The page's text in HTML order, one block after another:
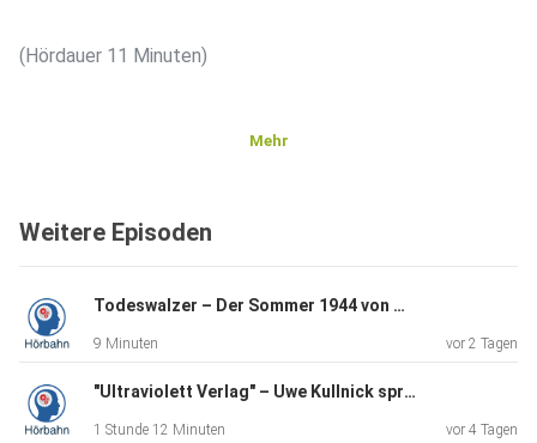
(Hördauer 11 Minuten)
Literatur Radio Hörbahn stellt dieses Buch in der Serie „Ein
– ein Buch“ in besonderer Weise vor. Wir lesen 12 kleine
Auszüge,
die Einblick in historische Hintergründe, erzählerische
Feinheiten und die besondere Atmosphäre des Textes
geben. Monat
Mehr
Weitere Episoden
Todeswalzer – Der Sommer 1944 von Christian Bommarius (Kapitel 8) EJ-EB
9 Minuten vor 2 Tagen
"Ultraviolett Verlag" – Uwe Kullnick spricht mit der Verlegerin Katja Völkel über ihren Verlag - Verlage on Stage
1 Stunde 12 Minuten vor 4 Tagen